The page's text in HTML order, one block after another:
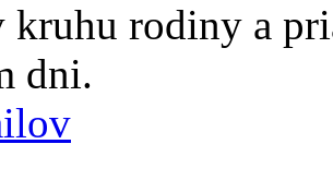
kruhu rodiny a
dni.